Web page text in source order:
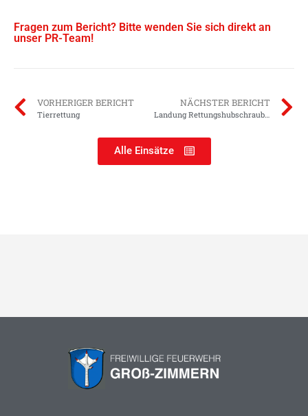
Fragen zum Bericht? Bitte wenden Sie sich direkt an
unser PR-Team!
VORHERIGER BERICHT
Tierrettung
NÄCHSTER BERICHT
Landung Rettungshubschrauber
Alle Einsätze